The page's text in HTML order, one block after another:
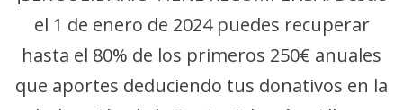
el 1 de enero de 2024 puedes recuperar
hasta el 80% de los primeros 250€ anuales
que aportes deduciendo tus donativos en la